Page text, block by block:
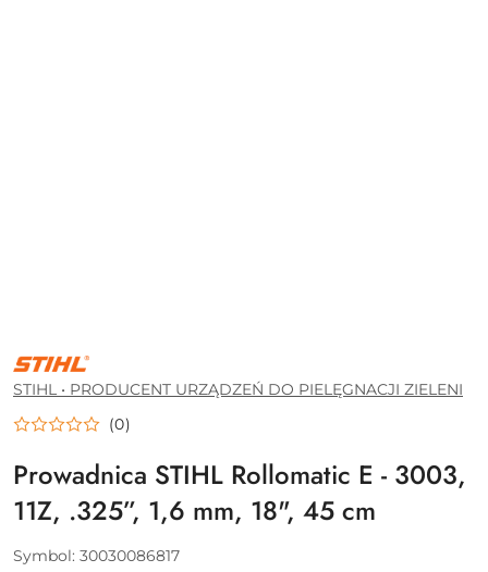
STIHL
•
PRODUCENT
URZĄDZEŃ
DO
PIELĘGNACJI
STIHL • PRODUCENT URZĄDZEŃ DO PIELĘGNACJI ZIELENI
(0)
Prowadnica STIHL Rollomatic E - 3003,
11Z, .325”, 1,6 mm, 18", 45 cm
Symbol: 30030086817